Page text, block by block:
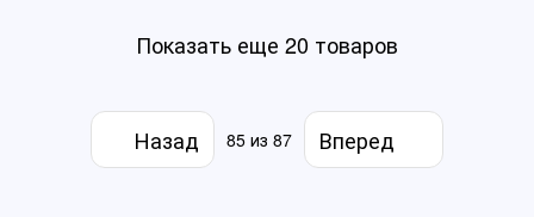
Показать еще 20 товаров
Назад 85 из 87 Вперед